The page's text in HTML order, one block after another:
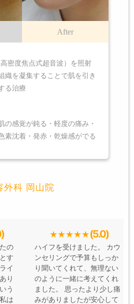
After
密度焦点式超音波）を照射
織を凝集することで肌を引き
る治療
の感覚が鈍る・軽度の痛み・
素沈着・発赤・乾燥感がでる
外科 岡山院
の
す
イ
り
う
は
(5.0)
ハイフを受けました。 カウ
ンセリングで予算もしっか
り聞いてくれて、無理ない
のように一緒に考えてくれ
ました。 思ったより少し痛
みがありましたが安心して